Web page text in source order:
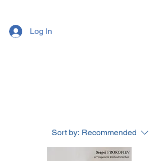
Log In
Sort by: Recommended